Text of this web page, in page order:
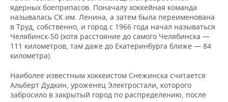
ядерных боеприпасов. Поначалу хоккейная команда
называлась СК им. Ленина, а затем была переименована
в Труд, собственно, и город с 1966 года начал называться
Челябинск-50 (хотя расстояние до самого Челябинска —
111 километров, там даже до Екатеринбурга ближе — 84
километра).
Наиболее известным хоккеистом Снежинска считается
Альберт Дудкин, уроженец Электростали, которого
забросило в закрытый город по распределению, после